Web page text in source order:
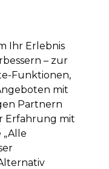
Anmelden
Saloneinrichtung
Haarfarbe
Ihr Erlebnis
– zur
Funktionen,
mit
Partnern
Erfahrung mit
„Alle